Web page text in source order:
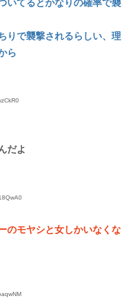
いてるとかなりの確率で襲
りで襲撃されるらしい、理
ら
だよ
のモヤシと女しかいなくな